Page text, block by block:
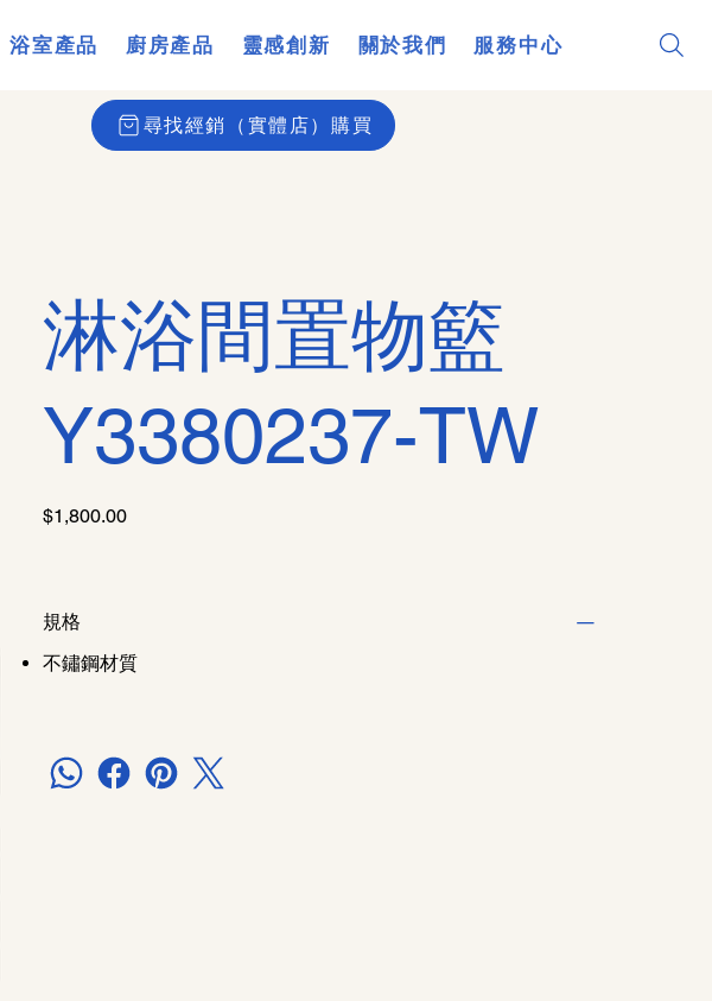
浴室產品 廚房產品 靈感創新 關於我們 服務中心
淋浴間置物籃
Y3380237-TW
價
格
$1,800.00
規格
不鏽鋼材質
尋找經銷（實體店）購買